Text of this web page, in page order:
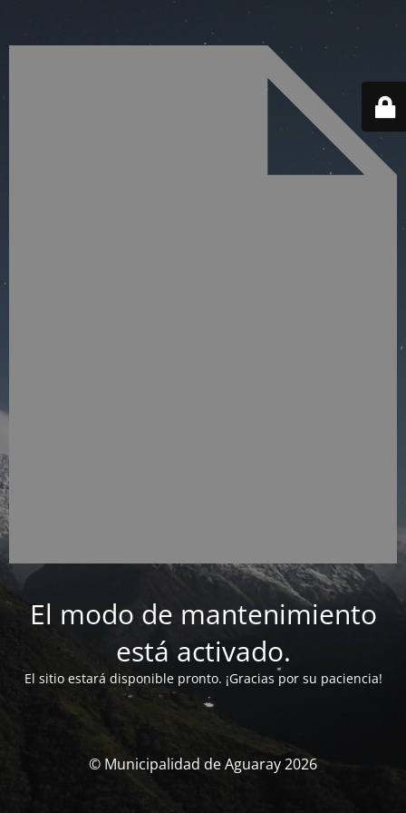
El modo de mantenimiento
está activado.
El sitio estará disponible pronto. ¡Gracias por su paciencia!
© Municipalidad de Aguaray 2026